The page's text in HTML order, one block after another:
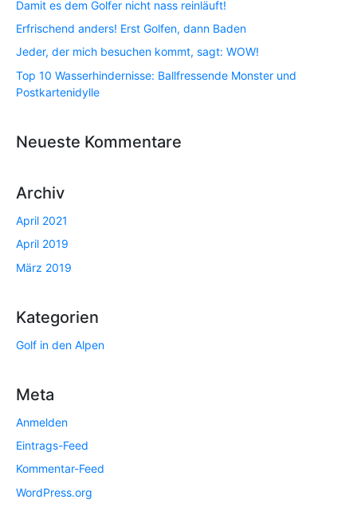
Damit es dem Golfer nicht nass reinläuft!
Erfrischend anders! Erst Golfen, dann Baden
Jeder, der mich besuchen kommt, sagt: WOW!
Top 10 Wasserhindernisse: Ballfressende Monster und
Postkartenidylle
Neueste Kommentare
Archiv
April 2021
April 2019
März 2019
Kategorien
Golf in den Alpen
Meta
Anmelden
Eintrags-Feed
Kommentar-Feed
WordPress.org